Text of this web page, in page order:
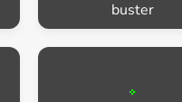
buster